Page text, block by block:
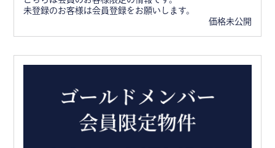
未登録のお客様は会員登録をお願いします。
価格未公開